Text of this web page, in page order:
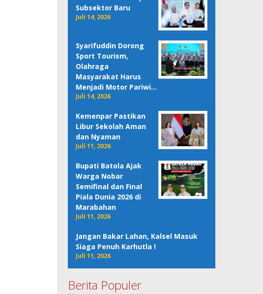
Subsektor Baru
Juli 14, 2026
Syarifuddin Dorong
Sport Tourism,
Olahraga
Masyarakat Harus
Menjadi Motor Pariwi…
Juli 14, 2026
Kemenpar Pastikan
Libur Sekolah Aman
dan Nyaman
Juli 11, 2026
Bupati Batola Ajak
Warga Nobar
Semifinal dan Final
Piala Dunia 2026 di
Marabahan
Juli 11, 2026
Jangan Bakar Lahan, Kalsel Masuk
Siaga Penuh Karhutla !
Juli 11, 2026
Berita Populer